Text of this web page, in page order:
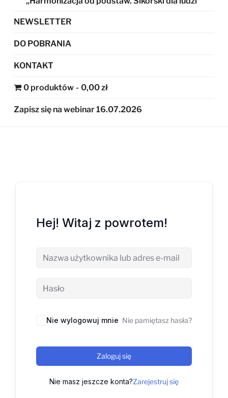
NEWSLETTER
DO POBRANIA
KONTAKT
0 produktów 0,00 zł
Zapisz się na webinar 16.07.2026
Hej! Witaj z powrotem!
Nie wylogowuj mnie Nie pamiętasz hasła?
Zaloguj się
Nie masz jeszcze konta?Zarejestruj się